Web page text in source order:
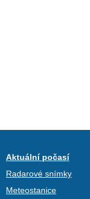
Aktuální počasí
Radarové snímky
Meteostanice